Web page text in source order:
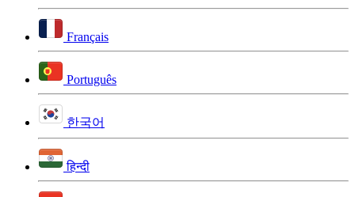
Français
Português
한국어
हिन्दी